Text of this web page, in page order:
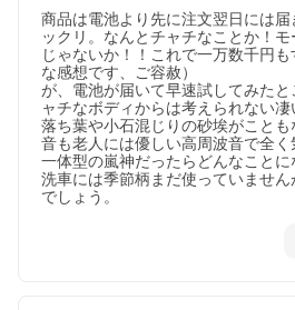
商品は電池より先に注文翌日には
ックリ。なんとチャチなことか！
じゃないか！！これで一万数千円
な感想です、ご容赦）
が、電池が届いて早速試してみた
ャチなボディからは考えられない
落ち葉や小石混じりの砂埃がことも
音も老人には優しい高周波音で全
一体型の嵐神だったらどんなことに
洗車には季節柄まだ使っていません
でしょう。